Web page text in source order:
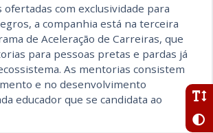
ofertadas com exclusividade para
a companhia está na terceira
de Aceleração de Carreiras, que
para pessoas pretas e pardas já
As mentorias consistem
e no desenvolvimento
educador que se candidata ao